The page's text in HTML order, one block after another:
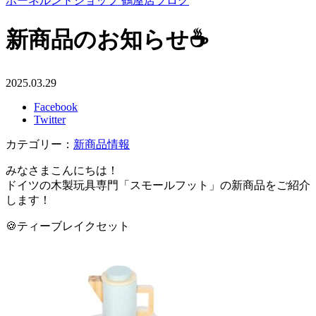
新商品のお知らせ☕
2025.03.29
Facebook
Twitter
カテゴリー： 新商品情報
みなさまこんにちは！
ドイツの木製玩具専門「スモールフット」の新商品をご紹介
します！
🍪ティーブレイクセット